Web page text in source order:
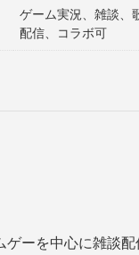
ゲーム実況、雑談、
配信、コラボ可
ゲーを中心に雑談